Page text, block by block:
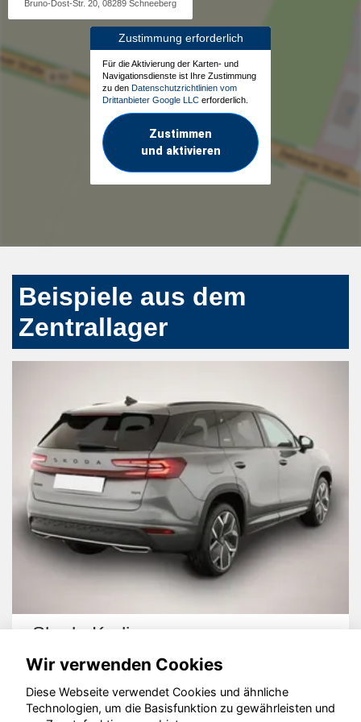
Bruno-Dost-Str. 20, 08289 Schneeberg
Zustimmung erforderlich
Für die Aktivierung der Karten- und
Navigationsdienste ist Ihre Zustimmung
zu den Datenschutzrichtlinien vom
Drittanbieter Google LLC erforderlich.
Zustimmen
und aktivieren
Beispiele aus dem
Zentrallager
Skoda Kodiaq
Wir verwenden Cookies
Diese Webseite verwendet Cookies und ähnliche
Technologien, um die Basisfunktion zu gewährleisten und